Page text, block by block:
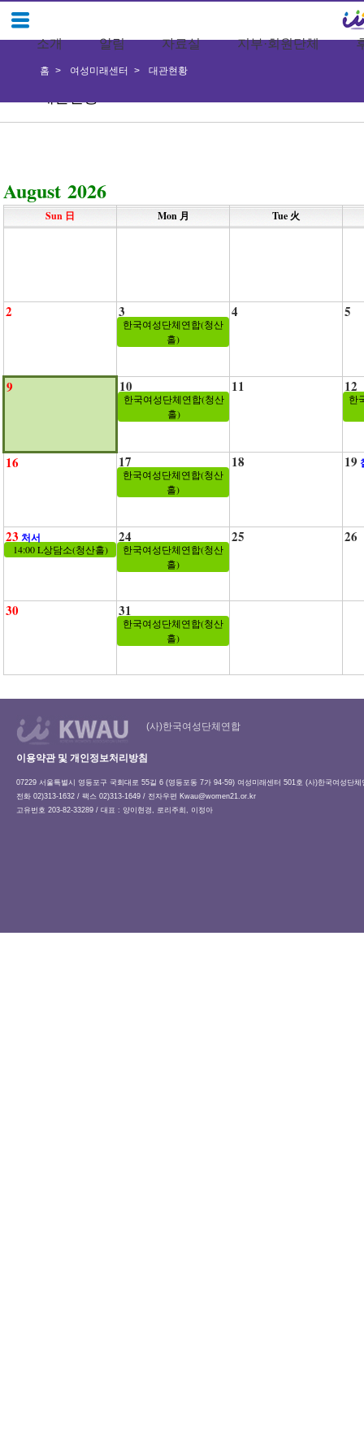
소개 알림 자료실 지부·회원단체
홈 여성미래센터 대관현황
August 2026
Sun 日 Mon 月 Tue 火
2 3
한국여성단체연합(청산
홀)
4 5
9 10
한국여성단체연합(청산
홀)
11 12
한
16 17
한국여성단체연합(청산
홀)
18 19
23 처서
14:00 L상담소(청산홀)
24
한국여성단체연합(청산
홀)
25 26
30 31
한국여성단체연합(청산
홀)
(사)한국여성단체연합
이용약관 및 개인정보처리방침
07229 서울특별시 영등포구 국회대로 55길 6 (영등포동 7가 94-59) 여성미래센터 501호 (사)한국여성단체
전화 02)313-1632 / 팩스 02)313-1649 / 전자우편 Kwau@women21.or.kr
고유번호 203-82-33289 / 대표 : 양이현경, 로리주희, 이정아